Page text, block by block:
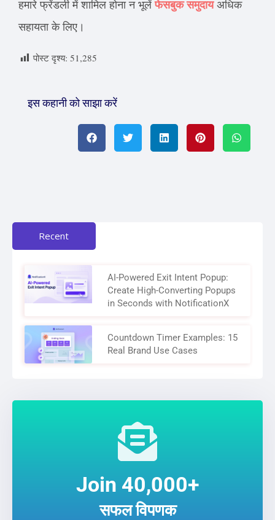
हमारे फ्रेंडली में शामिल होना न भूलेंफेसबुक समुदाय अधिक
सहायता के लिए।
पोस्ट दृश्य: 51,285
इस कहानी को साझा करें
Recent
AI-Powered Exit Intent Popup:
Create High-Converting Popups
in Seconds with NotificationX
Countdown Timer Examples: 15
Real Brand Use Cases
Join 40,000+
सफल विपणक